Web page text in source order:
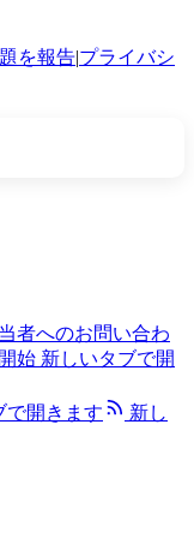
を報告|プライバシ
者へのお問い合わ
始 新しいタブで開
で開きます
新し